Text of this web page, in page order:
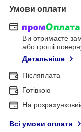
Умови оплати
Ви отримаєте
або гроші
Детальніше
Післяплата
Готівкою
На
Всі умови оплати